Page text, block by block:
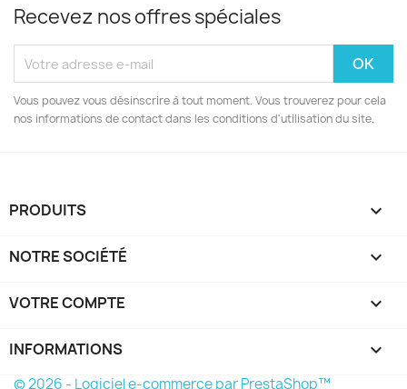
Recevez nos offres spéciales
Vous pouvez vous désinscrire à tout moment. Vous trouverez pour cela
nos informations de contact dans les conditions d'utilisation du site.
PRODUITS 
NOTRE SOCIÉTÉ 
VOTRE COMPTE 
INFORMATIONS keyboard_arrow_down
© 2026 - Logiciel e-commerce par PrestaShop™